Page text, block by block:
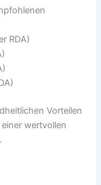
RDA)
Vorteilen
wertvollen